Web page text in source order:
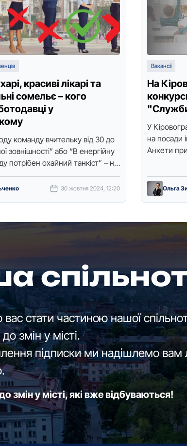
красиві лікарі та
сомельє – кого
у
команду вчительку від 30 до
зовнішності” або “В енергійну
потрібен охайний танкіст” – ні,
30 жовтня 2024, 12:20
Вакансії
На
"Служби
У
на пoсади
Анкети
Ольга
стати частиною нашої
змін у місті.
підписки ми надішлемо вам
змін у місті, які вже відбуваються!